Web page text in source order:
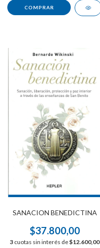
SANACION BENEDICTINA
$37.800,00
3 cuotas sin interés de$12.600,00